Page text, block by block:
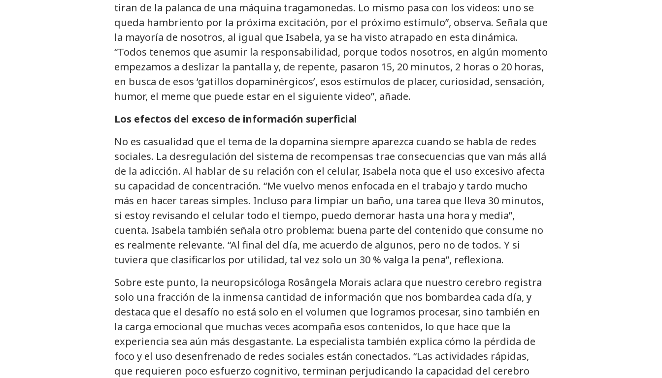
tiran de la palanca de una máquina tragamonedas. Lo mismo pasa con los videos: uno se
queda hambriento por la próxima excitación, por el próximo estímulo”, observa. Señala que
la mayoría de nosotros, al igual que Isabela, ya se ha visto atrapado en esta dinámica.
“Todos tenemos que asumir la responsabilidad, porque todos nosotros, en algún momento
empezamos a deslizar la pantalla y, de repente, pasaron 15, 20 minutos, 2 horas o 20 horas,
en busca de esos ‘gatillos dopaminérgicos’, esos estímulos de placer, curiosidad, sensación,
humor, el meme que puede estar en el siguiente video”, añade.
Los efectos del exceso de información superficial
No es casualidad que el tema de la dopamina siempre aparezca cuando se habla de redes
sociales. La desregulación del sistema de recompensas trae consecuencias que van más allá
de la adicción. Al hablar de su relación con el celular, Isabela nota que el uso excesivo afecta
su capacidad de concentración. “Me vuelvo menos enfocada en el trabajo y tardo mucho
más en hacer tareas simples. Incluso para limpiar un baño, una tarea que lleva 30 minutos,
si estoy revisando el celular todo el tiempo, puedo demorar hasta una hora y media”,
cuenta. Isabela también señala otro problema: buena parte del contenido que consume no
es realmente relevante. “Al final del día, me acuerdo de algunos, pero no de todos. Y si
tuviera que clasificarlos por utilidad, tal vez solo un 30 % valga la pena”, reflexiona.
Sobre este punto, la neuropsicóloga Rosângela Morais aclara que nuestro cerebro registra
solo una fracción de la inmensa cantidad de información que nos bombardea cada día, y
destaca que el desafío no está solo en el volumen que logramos procesar, sino también en
la carga emocional que muchas veces acompaña esos contenidos, lo que hace que la
experiencia sea aún más desgastante. La especialista también explica cómo la pérdida de
foco y el uso desenfrenado de redes sociales están conectados. “Las actividades rápidas,
que requieren poco esfuerzo cognitivo, terminan perjudicando la capacidad del cerebro